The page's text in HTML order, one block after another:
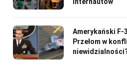
Amerykański F-
Przełom w